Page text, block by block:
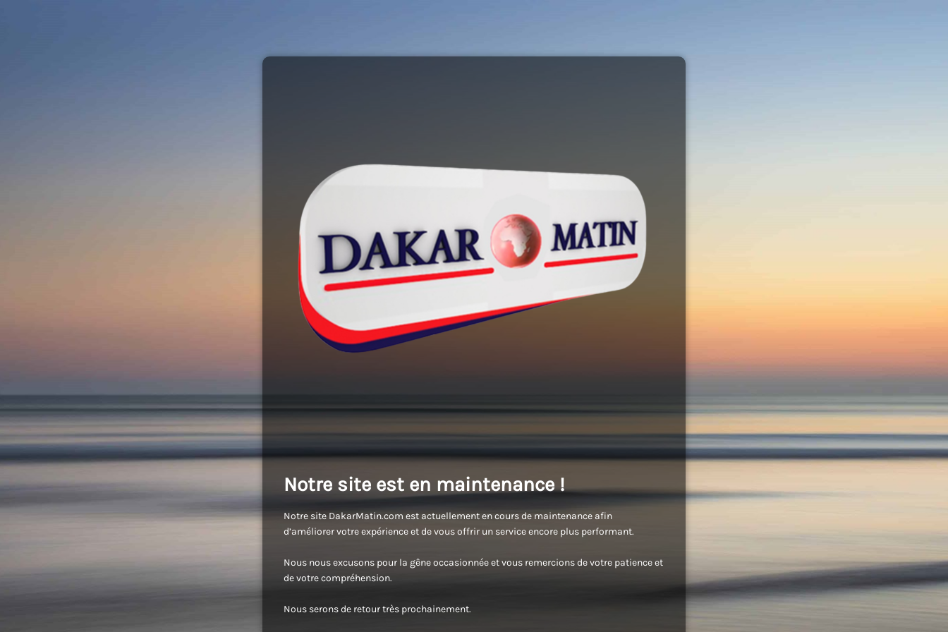
Notre site est en maintenance !
Notre site DakarMatin.com est actuellement en cours de maintenance afin
d’améliorer votre expérience et de vous offrir un service encore plus performant.
Nous nous excusons pour la gêne occasionnée et vous remercions de votre patience et
de votre compréhension.
Nous serons de retour très prochainement.